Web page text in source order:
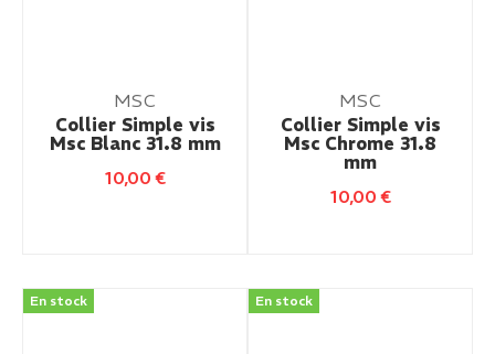
MSC
Collier Simple vis
Msc Blanc 31.8 mm
10,00€
MSC
Collier Simple vis
Msc Chrome 31.8
mm
10,00€
En stock En stock